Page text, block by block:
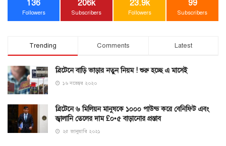
136
Followers
206k
Subscribers
23.9k
Followers
99
Subscribers
Trending Comments Latest
ব্রিটেনে বাড়ি ভাড়ার নতুন নিয়ম ! শুরু হচ্ছে এ মাসেই
১৬ নভেম্বর ২০২০
ব্রিটেনে ৬ মিলিয়ন মানুষকে ১০০০ পাউন্ড করে বেনিফিট এবং
জ্বালানি তেলের দাম £০•৫ বাড়ানোর প্রস্তাব
২৫ জানুয়ারি ২০২১